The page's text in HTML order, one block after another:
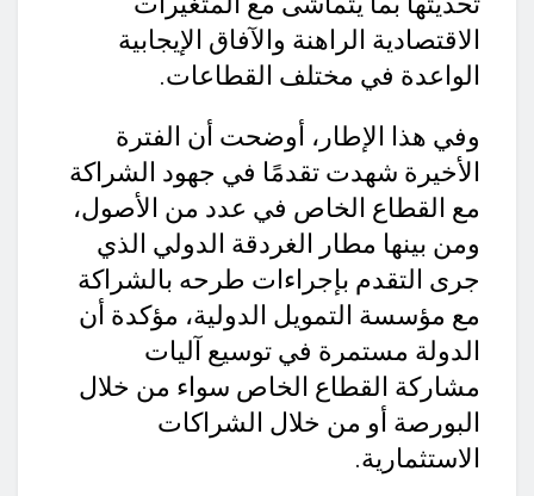
الاقتصادية الراهنة والآفاق الإيجابية
الواعدة في مختلف القطاعات.
وفي هذا الإطار، أوضحت أن الفترة
الأخيرة شهدت تقدمًا في جهود الشراكة
مع القطاع الخاص في عدد من الأصول،
ومن بينها مطار الغردقة الدولي الذي
جرى التقدم بإجراءات طرحه بالشراكة
مع مؤسسة التمويل الدولية، مؤكدة أن
الدولة مستمرة في توسيع آليات
مشاركة القطاع الخاص سواء من خلال
البورصة أو من خلال الشراكات
الاستثمارية.